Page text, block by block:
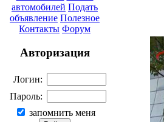
автомобилей Подать
объявление Полезное
Контакты Форум
Авторизация
Логин:
Пароль:
запомнить меня